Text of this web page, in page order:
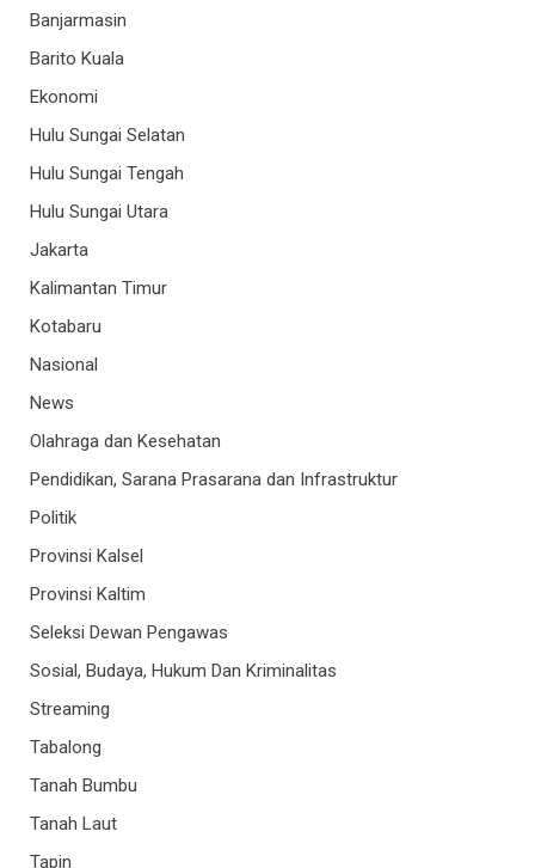
Banjarmasin
Barito Kuala
Ekonomi
Hulu Sungai Selatan
Hulu Sungai Tengah
Hulu Sungai Utara
Jakarta
Kalimantan Timur
Kotabaru
Nasional
News
Olahraga dan Kesehatan
Pendidikan, Sarana Prasarana dan Infrastruktur
Politik
Provinsi Kalsel
Provinsi Kaltim
Seleksi Dewan Pengawas
Sosial, Budaya, Hukum Dan Kriminalitas
Streaming
Tabalong
Tanah Bumbu
Tanah Laut
Tapin